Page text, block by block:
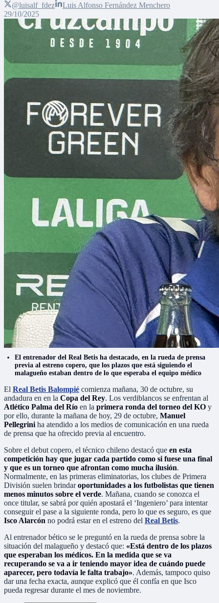
@luisalf_fdez
Luis Alfonso Fernández Menchero
29/10/2025
El entrenador del Real Betis ha destacado, en la rueda de prensa
previa al estreno copero, que los plazos que está siguiendo el
malagueño estaban dentro de lo que esperaba el equipo médico
El Real Betis Balompié comienza mañana, 30 de octubre, su
andadura en en la Copa del Rey. Los verdiblancos se enfrentan al
Atlético Palma del Río en la primera ronda del torneo del KO y
por ello, durante la mañana de hoy, 29 de octubre, Manuel
Pellegrini ha atendido a los medios de comunicación en una rueda
de prensa que ha ofrecido previa al encuentro.
Sobre el debut copero, el técnico chileno destacó que en esta
competición hay que jugar cada partido como si fuese una final
y que es un torneo que afrontan como mucha ilusión.
Normalmente, en las primeras eliminatorias, los clubes de Primera
División suelen brindaroportunidades a los futbolistas que tienen
menos minutos sobre el verde. Mañana, cuando se conozca el
once titular, se sabrá por quién apostará el ‘Ingeniero’ para intentar
conseguir el pase a la siguiente ronda, pero lo que es seguro, es que
Isco Alarcón no podrá estar en el estreno del Real Betis.
Al entrenador bético se le preguntó en la rueda de prensa sobre la
situación del malagueño y destacó que: «Está dentro de los plazos
que esperaban los médicos. En la medida que se va
recuperando se va a ir teniendo mayor idea de cuándo puede
aparecer, pero todavía le falta trabajo». Además, tampoco quiso
dar una fecha exacta, aunque explicó que él confía en que Isco
pueda regresar durante el mes de noviembre.